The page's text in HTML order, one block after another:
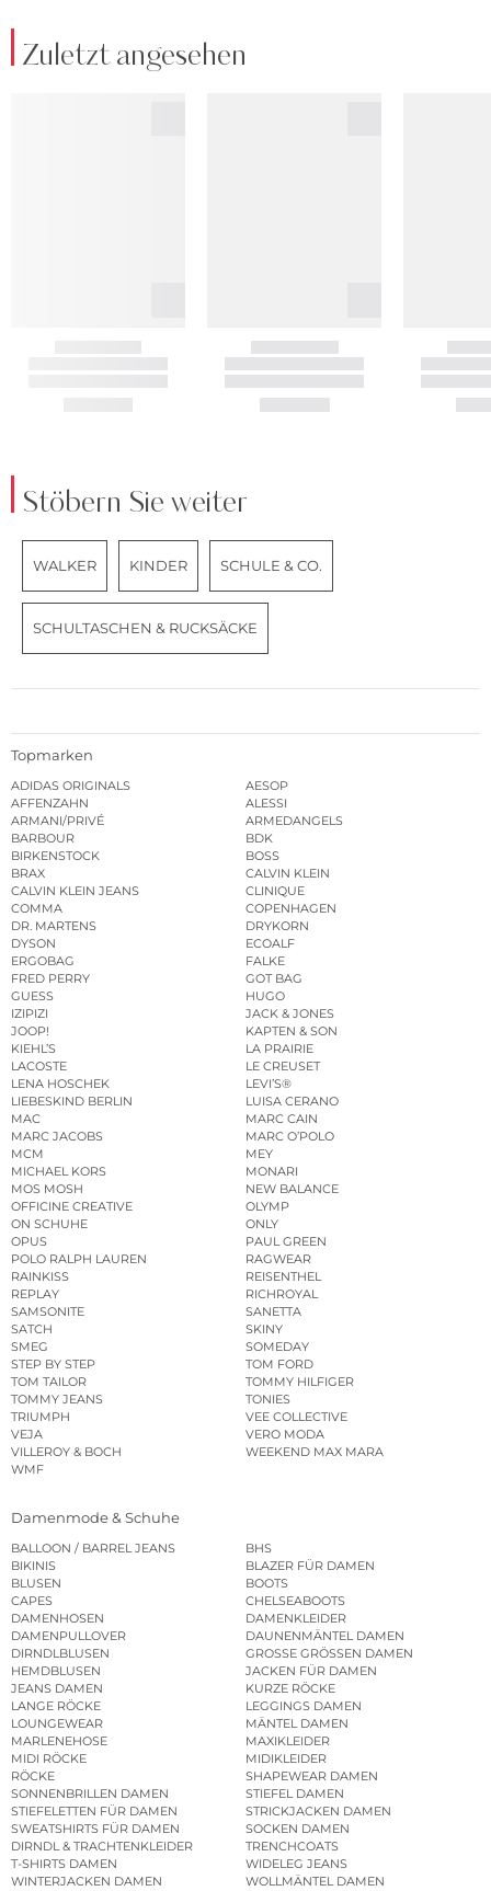
Zuletzt angesehen
Stöbern Sie weiter
WALKER KINDER SCHULE & CO.
SCHULTASCHEN & RUCKSÄCKE
Topmarken
ADIDAS ORIGINALS
AESOP
AFFENZAHN
ALESSI
ARMANI/PRIVÉ
ARMEDANGELS
BARBOUR
BDK
BIRKENSTOCK
BOSS
BRAX
CALVIN KLEIN
CALVIN KLEIN JEANS
CLINIQUE
COMMA
COPENHAGEN
DR. MARTENS
DRYKORN
DYSON
ECOALF
ERGOBAG
FALKE
FRED PERRY
GOT BAG
GUESS
HUGO
IZIPIZI
JACK & JONES
JOOP!
KAPTEN & SON
KIEHL’S
LA PRAIRIE
LACOSTE
LE CREUSET
LENA HOSCHEK
LEVI’S®
LIEBESKIND BERLIN
LUISA CERANO
MAC
MARC CAIN
MARC JACOBS
MARC O’POLO
MCM
MEY
MICHAEL KORS
MONARI
MOS MOSH
NEW BALANCE
OFFICINE CREATIVE
OLYMP
ON SCHUHE
ONLY
OPUS
PAUL GREEN
POLO RALPH LAUREN
RAGWEAR
RAINKISS
REISENTHEL
REPLAY
RICHROYAL
SAMSONITE
SANETTA
SATCH
SKINY
SMEG
SOMEDAY
STEP BY STEP
TOM FORD
TOM TAILOR
TOMMY HILFIGER
TOMMY JEANS
TONIES
TRIUMPH
VEE COLLECTIVE
VEJA
VERO MODA
VILLEROY & BOCH
WEEKEND MAX MARA
WMF
Damenmode & Schuhe
BALLOON / BARREL JEANS
BHS
BIKINIS
BLAZER FÜR DAMEN
BLUSEN
BOOTS
CAPES
CHELSEABOOTS
DAMENHOSEN
DAMENKLEIDER
DAMENPULLOVER
DAUNENMÄNTEL DAMEN
DIRNDLBLUSEN
GROSSE GRÖSSEN DAMEN
HEMDBLUSEN
JACKEN FÜR DAMEN
JEANS DAMEN
KURZE RÖCKE
LANGE RÖCKE
LEGGINGS DAMEN
LOUNGEWEAR
MÄNTEL DAMEN
MARLENEHOSE
MAXIKLEIDER
MIDI RÖCKE
MIDIKLEIDER
RÖCKE
SHAPEWEAR DAMEN
SONNENBRILLEN DAMEN
STIEFEL DAMEN
STIEFELETTEN FÜR DAMEN
STRICKJACKEN DAMEN
SWEATSHIRTS FÜR DAMEN
SOCKEN DAMEN
DIRNDL & TRACHTENKLEIDER
TRENCHCOATS
T-SHIRTS DAMEN
WIDELEG JEANS
WINTERJACKEN DAMEN
WOLLMÄNTEL DAMEN